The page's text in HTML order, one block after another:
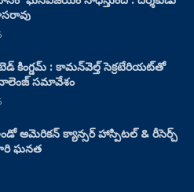
కింగ్డమ్ : కామన్‌వెల్త్ సెక్రటేరియట్‌తో
సమావేశం
అమెరికన్ క్యాన్సర్ హాస్పిటల్ & రీసెర్చ్
ఘనత